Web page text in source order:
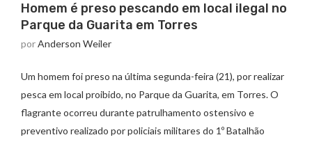
Homem é preso pescando em local ilegal no
Parque da Guarita em Torres
porAnderson Weiler
Um homem foi preso na última segunda-feira (21), por realizar
pesca em local proibido, no Parque da Guarita, em Torres. O
flagrante ocorreu durante patrulhamento ostensivo e
preventivo realizado por policiais militares do 1º Batalhão